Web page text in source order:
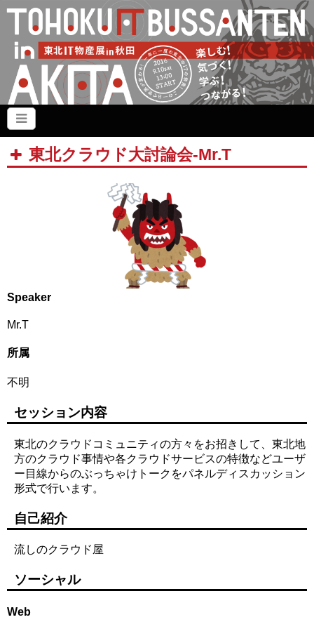
東北クラウド大討論会-Mr.T
Speaker
Mr.T
所属
不明
セッション内容
東北のクラウドコミュニティの方々をお招きして、東北地
方のクラウド事情や各クラウドサービスの特徴などユーザ
ー目線からのぶっちゃけトークをパネルディスカッション
形式で行います。
自己紹介
流しのクラウド屋
ソーシャル
Web